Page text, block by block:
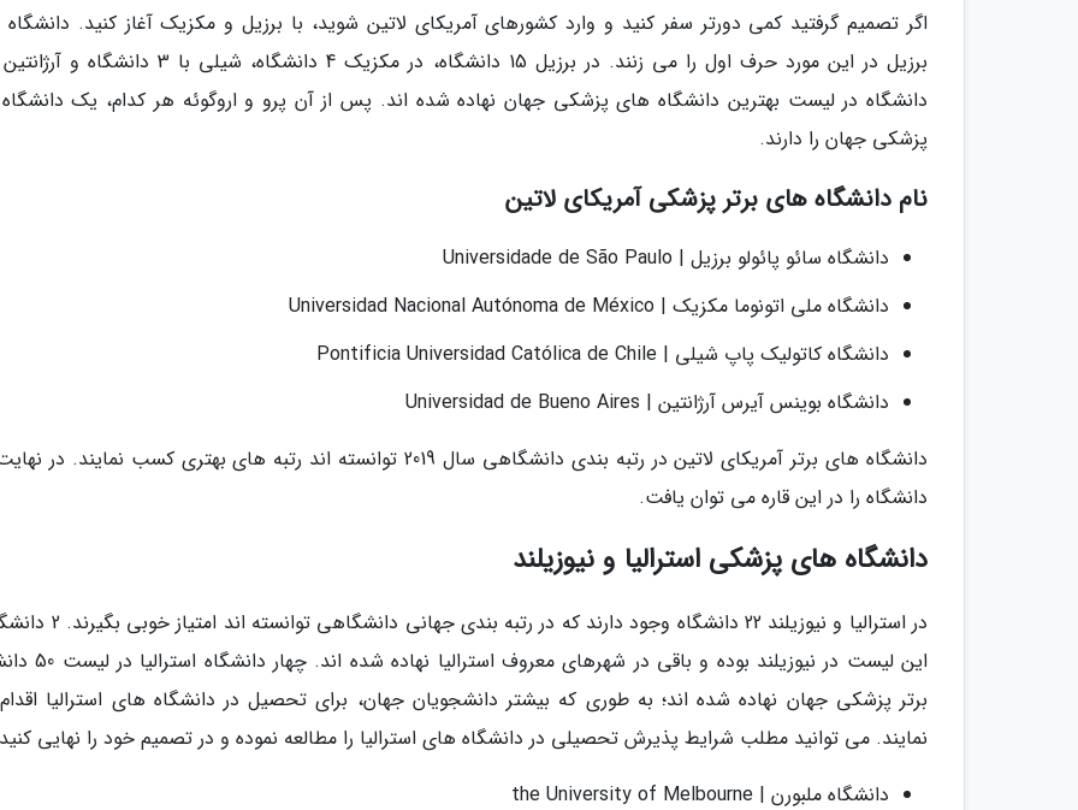
اگر تصمیم گرفتید کمی دورتر سفر کنید و وارد کشورهای آمریکای لاتین شوید، با برزیل و مکزیک آغاز کنید.
دانشگاه در لیست بهترین دانشگاه های پزشکی جهان نهاده شده اند. پس از آن پرو و اروگوئه هر کدام، یک دانشگاه
پزشکی جهان را دارند.
نام دانشگاه های برتر پزشکی آمریکای لاتین
دانشگاه سائو پائولو برزیل | Universidade de São Paulo
دانشگاه ملی اتونوما مکزیک | Universidad Nacional Autónoma de México
دانشگاه کاتولیک پاپ شیلی | Pontificia Universidad Católica de Chile
دانشگاه بوینس آیرس آرژانتین | Universidad de Bueno Aires
دانشگاه را در این قاره می توان یافت.
دانشگاه های پزشکی استرالیا و نیوزیلند
در استرالیا و نیوزیلند 22 دانشگاه وجود دارند که در رتبه
این لیست در نیوزیلند بوده و باقی در شهرهای معروف
برتر پزشکی جهان نهاده شده اند؛ به طوری که بیشتر دانشجویان جهان، برای تحصیل در دانشگاه های استرالیا
نمایند. می توانید مطلب شرایط پذیرش تحصیلی در دانشگاه های استرالیا را مطالعه نموده و در تصمیم خود را نهایی
دانشگاه ملبورن | the University of Melbourne